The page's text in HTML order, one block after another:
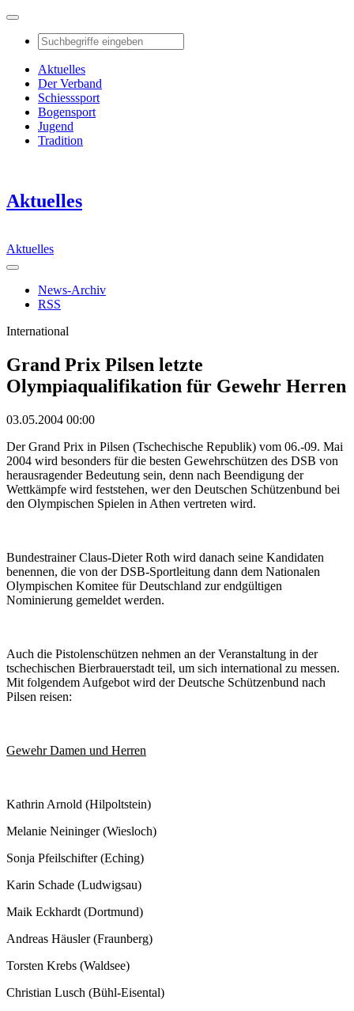
Aktuelles
Der Verband
Schiesssport
Bogensport
Jugend
Tradition
Aktuelles
Aktuelles
News-Archiv
RSS
International
Grand Prix Pilsen letzte
Olympiaqualifikation für Gewehr Herren
03.05.2004 00:00
Der Grand Prix in Pilsen (Tschechische Republik) vom 06.-09. Mai
2004 wird besonders für die besten Gewehrschützen des DSB von
herausragender Bedeutung sein, denn nach Beendigung der
Wettkämpfe wird feststehen, wer den Deutschen Schützenbund bei
den Olympischen Spielen in Athen vertreten wird.
Bundestrainer Claus-Dieter Roth wird danach seine Kandidaten
benennen, die von der DSB-Sportleitung dann dem Nationalen
Olympischen Komitee für Deutschland zur endgültigen
Nominierung gemeldet werden.
Auch die Pistolenschützen nehmen an der Veranstaltung in der
tschechischen Bierbrauerstadt teil, um sich international zu messen.
Mit folgendem Aufgebot wird der Deutsche Schützenbund nach
Pilsen reisen:
Gewehr Damen und Herren
Kathrin Arnold (Hilpoltstein)
Melanie Neininger (Wiesloch)
Sonja Pfeilschifter (Eching)
Karin Schade (Ludwigsau)
Maik Eckhardt (Dortmund)
Andreas Häusler (Fraunberg)
Torsten Krebs (Waldsee)
Christian Lusch (Bühl-Eisental)